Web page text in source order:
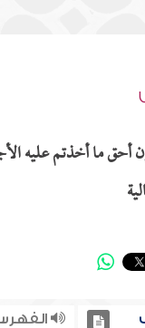
ما أخذتم عليه